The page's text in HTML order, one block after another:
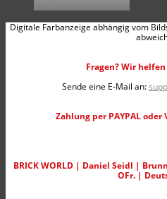
Digitale Farbanzeige abhängig vom
Fragen? Wir
Sende eine E-Mail an:
Zahlung per PAYPAL
BRICK WORLD | Daniel Seidl |
OFr. |